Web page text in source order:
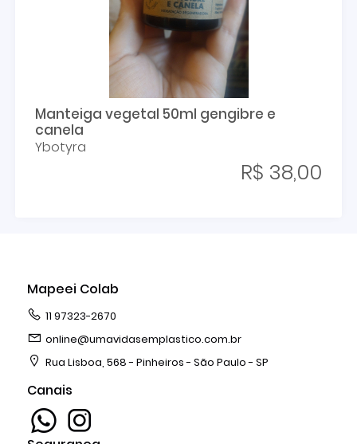
Manteiga vegetal 50ml gengibre e
canela
Ybotyra
R$ 38,00
Mapeei Colab
11 97323-2670
online@umavidasemplastico.com.br
Rua Lisboa, 568 - Pinheiros - São Paulo - SP
Canais